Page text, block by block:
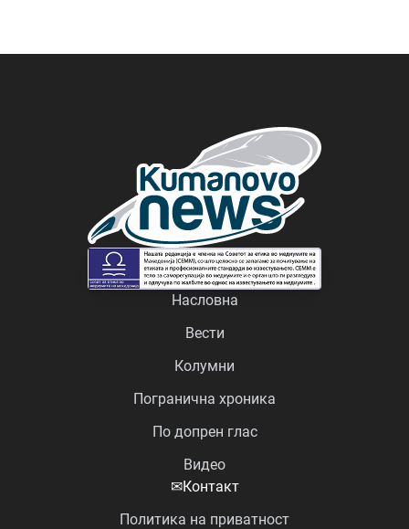
Насловна
Вести
Колумни
Погранична хроника
По допрен глас
Видео
✉Контакт
Политика на приватност